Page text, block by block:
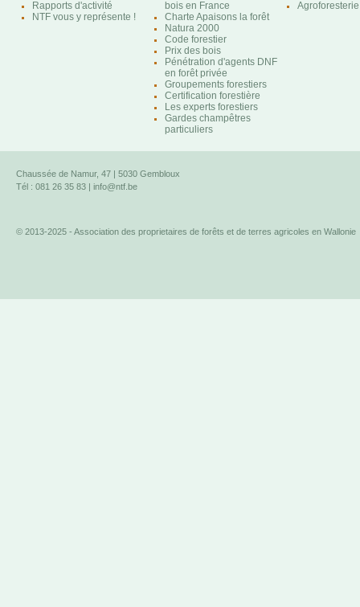
Rapports d'activité
NTF vous y représente !
bois en France
Charte Apaisons la forêt
Natura 2000
Code forestier
Prix des bois
Pénétration d'agents DNF
en forêt privée
Groupements forestiers
Certification forestière
Les experts forestiers
Gardes champêtres
particuliers
Chaussée de Namur, 47 | 5030 Gembloux
Tél : 081 26 35 83 | info@ntf.be
© 2013-2025 - Association des proprietaires de forêts et de terres agricoles en Wallonie